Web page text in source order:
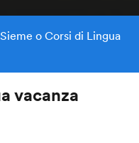
o Corsi di Lingua
vacanza